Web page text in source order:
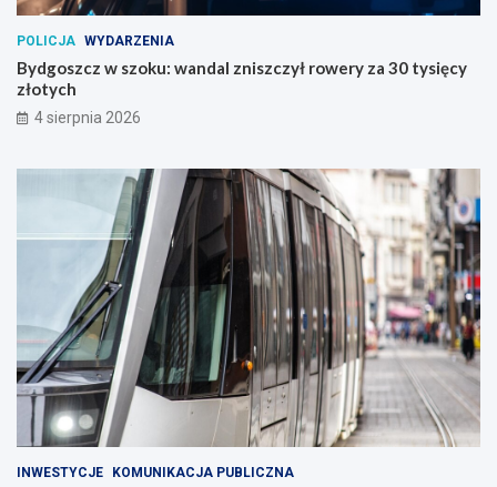
POLICJA WYDARZENIA
Bydgoszcz w szoku: wandal zniszczył rowery za 30 tysięcy
złotych
4 sierpnia 2026
INWESTYCJE KOMUNIKACJA PUBLICZNA